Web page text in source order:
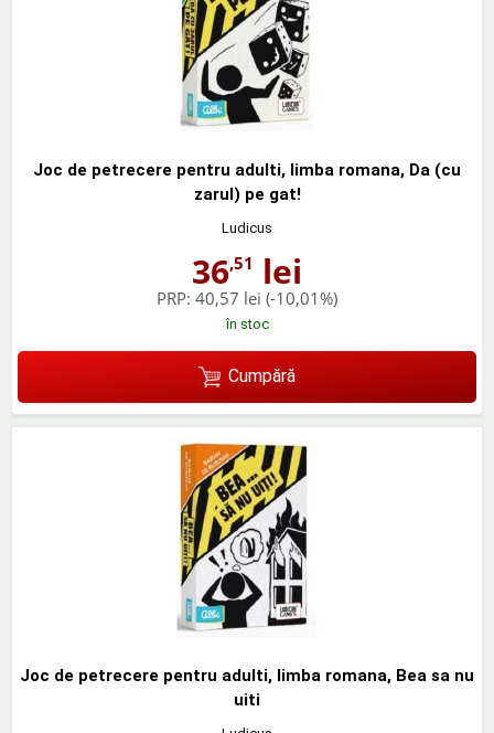
Joc de petrecere pentru adulti, limba romana, Da (cu
zarul) pe gat!
Ludicus
36,51 lei
PRP: 40,57 lei (-10,01%)
în stoc
Cumpără
Joc de petrecere pentru adulti, limba romana, Bea sa nu
uiti